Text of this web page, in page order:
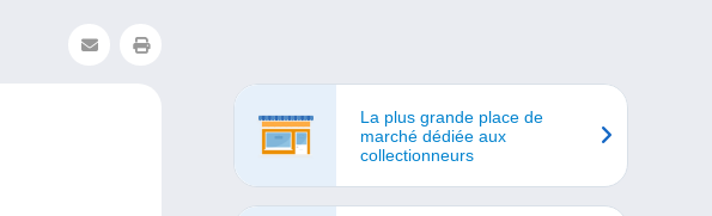
La plus grande place de
marché dédiée aux
collectionneurs